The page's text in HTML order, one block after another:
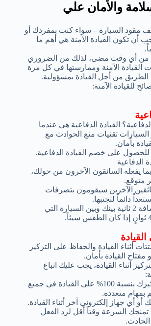
والأمان علي
مقود السيارة – سواء كنت بمفردك أو
أن تكون القيادة الآمنة هي أهم ما
من أي وقت مضى، لذلك من الضروري
القيادة الآمنة وممارستها في كل مرة
من أجل القيادة بمسؤولية.
للقيادة الآمنة:
أثناء القيادة والحفاظ على التركيز
القيادة بأمان.
أثناء القيادة، يجب عليك اتباع
حافظ على تركيزك بنسبة 100% على القيادة في جميع
بمهام متعددة.
أو أي جهاز إلكتروني آخر أثناء القيادة.
السرعة وقتاً أقل لرد الفعل
القيادة الدفاعية هي عندما
تقنيات منع الحوادث مع
بأمان.
للحصول على خصم القيادة الدفاعية.
الدفاعية
يفعله السائقون الآخرون من حولك،
متوقع.
الآخرين سيقومون بتصرفات
دائماً لتجنبها.
حافظ على مسافة 2 ثانية بينك وبين السيارة التي